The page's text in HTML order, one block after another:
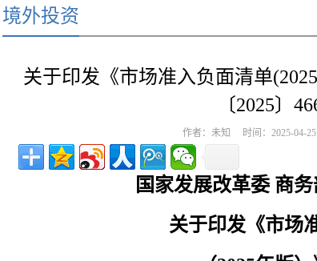
境外投资
关于印发《市场准入负面清单
〔2025〕
作者：未知 时间：2025-04-
国家发展改革委 商
关于印发《市场